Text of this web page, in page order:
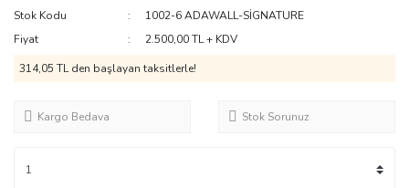
Stok Kodu
1002-6 ADAWALL-SİGNATURE
Fiyat
2.500,00 TL + KDV
314,05 TL den başlayan taksitlerle!
Kargo Bedava Stok Sorunuz